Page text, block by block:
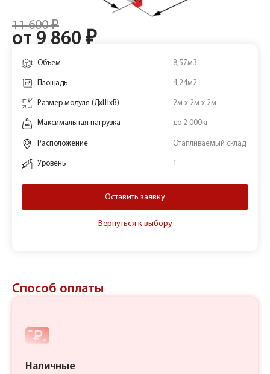
Объем 8,57м3
Площадь 4,24м2
Размер модуля (ДхШхВ) 2м х 2м х 2м
Максимальная нагрузка до 2 000кг
Расположение Отапливаемый склад
Уровень 1
Вернуться к выбору
Оставить заявку
11 600 ₽
от 9 860 ₽
Способ оплаты
Наличные